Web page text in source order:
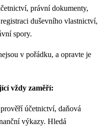
právní dokumenty,
duševního vlastnictví,
spory.
v pořádku, a opravte je
vždy zaměří:
účetnictví, daňová
výkazy. Hledá